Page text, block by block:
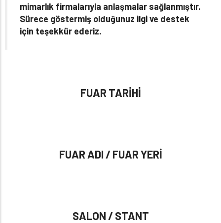
mimarlık firmalarıyla anlaşmalar sağlanmıştır.
Sürece göstermiş olduğunuz ilgi ve destek
için teşekkür ederiz.
FUAR TARİHİ
FUAR ADI / FUAR YERİ
SALON / STANT